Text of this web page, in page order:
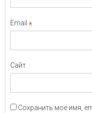
Email *
Сайт
Сохранить моё имя,